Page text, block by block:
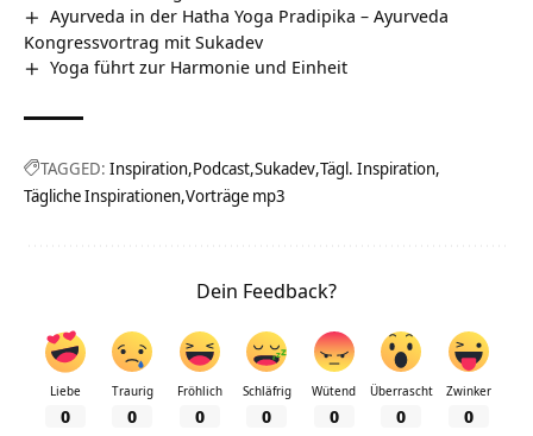
Ayurveda in der Hatha Yoga Pradipika – Ayurveda
Kongressvortrag mit Sukadev
Yoga führt zur Harmonie und Einheit
TAGGED: Inspiration Podcast Sukadev Tägl. Inspiration
Tägliche Inspirationen Vorträge mp3
Dein Feedback?
Liebe
0
Traurig
0
Fröhlich
0
Schläfrig
0
Wütend
0
Überrascht
0
Zwinker
0